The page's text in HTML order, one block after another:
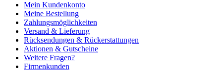
Mein Kundenkonto
Meine Bestellung
Zahlungsmöglichkeiten
Versand & Lieferung
Rücksendungen & Rückerstattungen
Aktionen & Gutscheine
Weitere Fragen?
Firmenkunden